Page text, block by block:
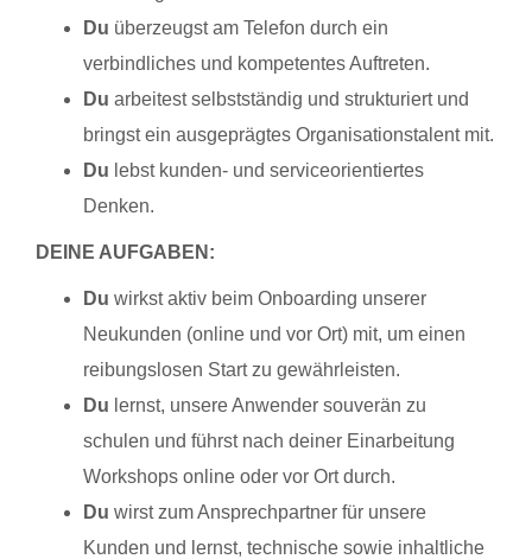
Du überzeugst am Telefon durch ein
verbindliches und kompetentes Auftreten.
Du arbeitest selbstständig und strukturiert und
bringst ein ausgeprägtes Organisationstalent mit.
Du lebst kunden- und serviceorientiertes
Denken.
DEINE AUFGABEN:
Du wirkst aktiv beim Onboarding unserer
Neukunden (online und vor Ort) mit, um einen
reibungslosen Start zu gewährleisten.
Du lernst, unsere Anwender souverän zu
schulen und führst nach deiner Einarbeitung
Workshops online oder vor Ort durch.
Du wirst zum Ansprechpartner für unsere
Kunden und lernst, technische sowie inhaltliche